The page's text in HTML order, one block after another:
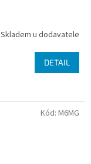
Skladem u dodavatele
DETAIL
Kód: M6MG